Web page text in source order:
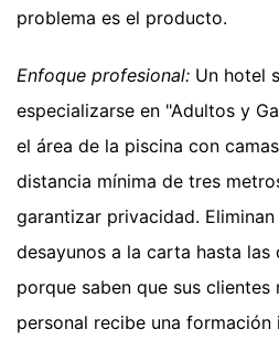
problema es el producto.
Enfoque profesional: Un hotel
especializarse en "Adultos y
el área de la piscina con
distancia mínima de tres
garantizar privacidad.
desayunos a la carta hasta
porque saben que sus clientes
personal recibe una formación